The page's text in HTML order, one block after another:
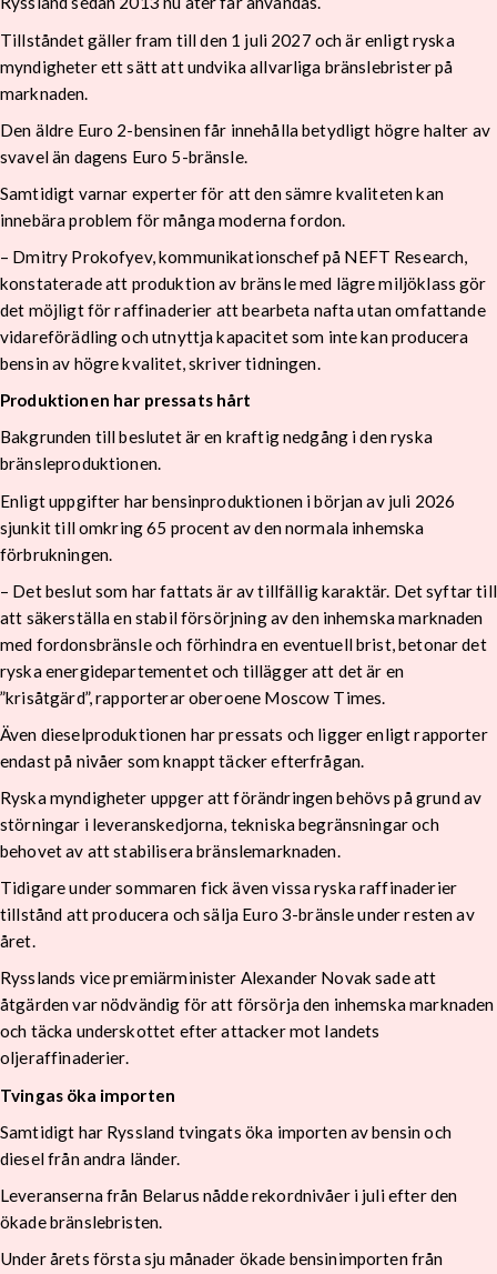
Tillståndet gäller fram till den 1 juli 2027 och är enligt ryska
myndigheter ett sätt att undvika allvarliga bränslebrister på
marknaden.
Den äldre Euro 2-bensinen får innehålla betydligt högre halter av
svavel än dagens Euro 5-bränsle.
Samtidigt varnar experter för att den sämre kvaliteten kan
innebära problem för många moderna fordon.
– Dmitry Prokofyev, kommunikationschef på NEFT Research,
konstaterade att produktion av bränsle med lägre miljöklass gör
det möjligt för raffinaderier att bearbeta nafta utan omfattande
vidareförädling och utnyttja kapacitet som inte kan producera
bensin av högre kvalitet, skriver tidningen.
Produktionen har pressats hårt
Bakgrunden till beslutet är en kraftig nedgång i den ryska
bränsleproduktionen.
Enligt uppgifter har bensinproduktionen i början av juli 2026
sjunkit till omkring 65 procent av den normala inhemska
förbrukningen.
– Det beslut som har fattats är av tillfällig karaktär. Det syftar till
att säkerställa en stabil försörjning av den inhemska marknaden
med fordonsbränsle och förhindra en eventuell brist, betonar det
ryska energidepartementet och tillägger att det är en
”krisåtgärd”, rapporterar oberoene Moscow Times.
Även dieselproduktionen har pressats och ligger enligt rapporter
endast på nivåer som knappt täcker efterfrågan.
Ryska myndigheter uppger att förändringen behövs på grund av
störningar i leveranskedjorna, tekniska begränsningar och
behovet av att stabilisera bränslemarknaden.
Tidigare under sommaren fick även vissa ryska raffinaderier
tillstånd att producera och sälja Euro 3-bränsle under resten av
året.
Rysslands vice premiärminister Alexander Novak sade att
åtgärden var nödvändig för att försörja den inhemska marknaden
och täcka underskottet efter attacker mot landets
oljeraffinaderier.
Tvingas öka importen
Samtidigt har Ryssland tvingats öka importen av bensin och
diesel från andra länder.
Leveranserna från Belarus nådde rekordnivåer i juli efter den
ökade bränslebristen.
Under årets första sju månader ökade bensinimporten från